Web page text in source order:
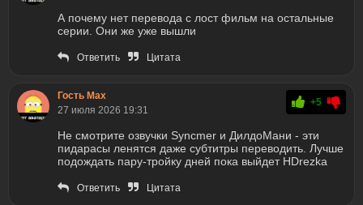
А почему нет перевода с лост фильм на остальные
серии. Они же уже вышли
Ответить Цитата
Гость Max
27 июля 2026 19:31
+5
Не смотрите озвучки Syncmer и ДилдоМани - эти
пидарасы ленятся даже субтитры переводить. Лучше
подождать пару-тройку дней пока выйдет HDrezka
Ответить Цитата